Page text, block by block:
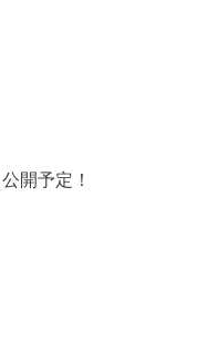
開予定！